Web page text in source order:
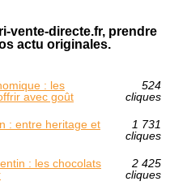
vente-directe.fr, prendre
actu originales.
: les
avec goût
524
cliques
: entre heritage et
1 731
cliques
: les chocolats
2 425
cliques